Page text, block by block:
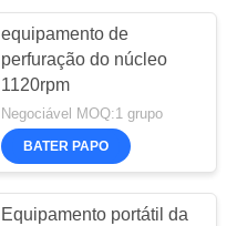
equipamento de
perfuração do núcleo
1120rpm
Negociável MOQ:1 grupo
BATER PAPO
Equipamento portátil da